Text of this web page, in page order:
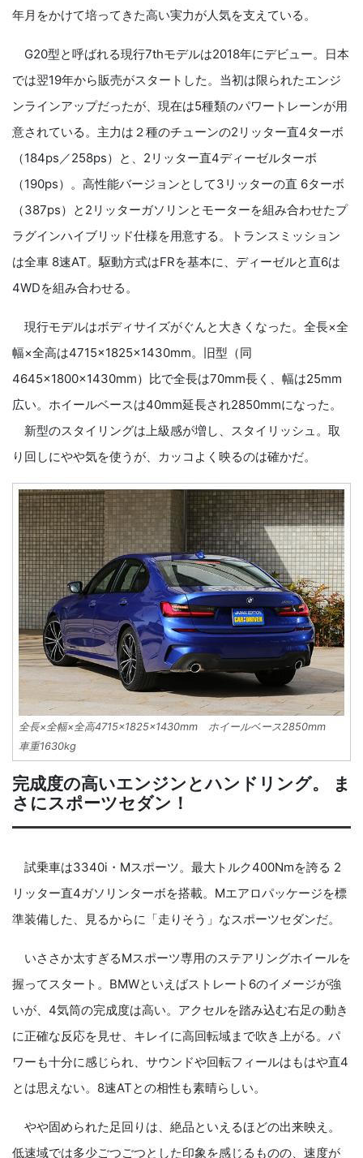
年月をかけて培ってきた高い実力が人気を支えている。
G20型と呼ばれる現行7thモデルは2018年にデビュー。日本
では翌19年から販売がスタートした。当初は限られたエンジ
ンラインアップだったが、現在は5種類のパワートレーンが用
意されている。主力は２種のチューンの2リッター直4ターボ
（184ps／258ps）と、2リッター直4ディーゼルターボ
（190ps）。高性能バージョンとして3リッターの直 6ターボ
（387ps）と2リッターガソリンとモーターを組み合わせたプ
ラグインハイブリッド仕様を用意する。トランスミッション
は全車 8速AT。駆動方式はFRを基本に、ディーゼルと直6は
4WDを組み合わせる。
現行モデルはボディサイズがぐんと大きくなった。全長×全
幅×全高は4715×1825×1430mm。旧型（同
4645×1800×1430mm）比で全長は70mm長く、幅は25mm
広い。ホイールベースは40mm延長され2850mmになった。
新型のスタイリングは上級感が増し、スタイリッシュ。取
り回しにやや気を使うが、カッコよく映るのは確かだ。
全長×全幅×全高4715×1825×1430mm ホイールベース2850mm
車重1630kg
完成度の高いエンジンとハンドリング。 ま
さにスポーツセダン！
試乗車は3340i・Mスポーツ。最大トルク400Nmを誇る 2
リッター直4ガソリンターボを搭載。Mエアロパッケージを標
準装備した、見るからに「走りそう」なスポーツセダンだ。
いささか太すぎるMスポーツ専用のステアリングホイールを
握ってスタート。BMWといえばストレート6のイメージが強
いが、4気筒の完成度は高い。アクセルを踏み込む右足の動き
に正確な反応を見せ、キレイに高回転域まで吹き上がる。パ
ワーも十分に感じられ、サウンドや回転フィールはもはや直4
とは思えない。8速ATとの相性も素晴らしい。
やや固められた足回りは、絶品といえるほどの出来映え。
低速域では多少ごつごつとした印象を感じるものの、速度が